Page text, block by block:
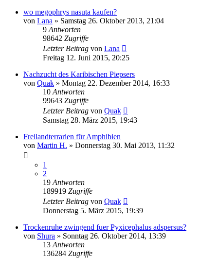
wo megophrys nasuta kaufen?
von Lana » Samstag 26. Oktober 2013, 21:04
9 Antworten
98642 Zugriffe
Letzter Beitrag von Lana
Freitag 12. Juni 2015, 20:25
Nachzucht des Karibischen Piepsers
von Quak » Montag 22. Dezember 2014, 16:33
10 Antworten
99643 Zugriffe
Letzter Beitrag von Quak
Samstag 28. März 2015, 19:43
Freilandterrarien für Amphibien
von Martin H. » Donnerstag 30. Mai 2013, 11:32
1
2
19 Antworten
189919 Zugriffe
Letzter Beitrag von Quak
Donnerstag 5. März 2015, 19:39
Trockenruhe zwingend fuer Pyxicephalus adspersus?
von Shura » Sonntag 26. Oktober 2014, 13:39
13 Antworten
136284 Zugriffe